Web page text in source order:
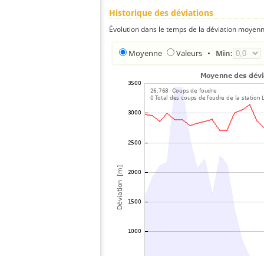
Historique des déviations
Évolution dans le temps de la déviation
Moyenne Valeurs • Min: